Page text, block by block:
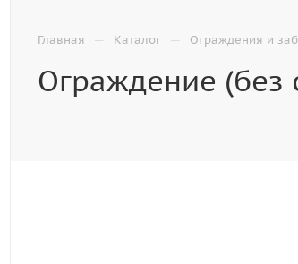
Главная — Каталог — Ограждения и
Ограждение (без